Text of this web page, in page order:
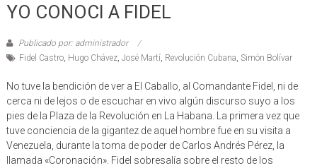
YO CONOCI A FIDEL
Publicado por: administrador
Fidel Castro, Hugo Chávez, José Martí, Revolución Cubana Simón Bolívar
No tuve la bendición de ver a El Caballo, al Comandante Fidel, ni de
cerca ni de lejos o de escuchar en vivo algún discurso suyo a los
pies de la Plaza de la Revolución en La Habana. La primera vez que
tuve conciencia de la gigantez de aquel hombre fue en su visita a
Venezuela, durante la toma de poder de Carlos Andrés Pérez, la
llamada «Coronación». Fidel sobresalía sobre el resto de los